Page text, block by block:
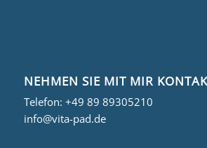
NEHMEN SIE MIT MIR
Telefon: +49 89 89305210
info@vita-pad.de